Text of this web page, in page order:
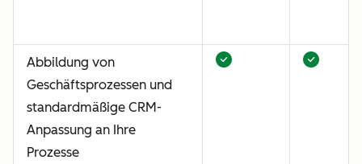
Abbildung von
Geschäftsprozessen und
standardmäßige CRM-
Anpassung an Ihre
Prozesse